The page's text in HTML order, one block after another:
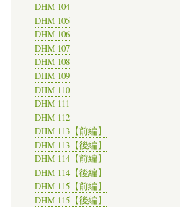
DHM 104
DHM 105
DHM 106
DHM 107
DHM 108
DHM 109
DHM 110
DHM 111
DHM 112
DHM 113【前編】
DHM 113【後編】
DHM 114【前編】
DHM 114【後編】
DHM 115【前編】
DHM 115【後編】